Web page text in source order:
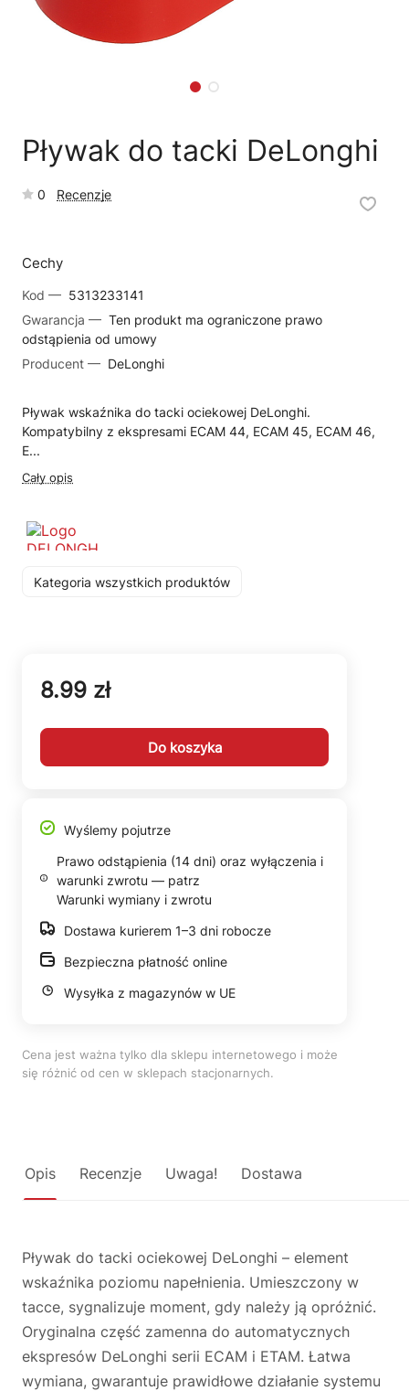
Pływak do tacki DeLonghi
0 Recenzje
Cechy
Kod — 5313233141
Gwarancja — Ten produkt ma ograniczone prawo
odstąpienia od umowy
Producent — DeLonghi
Pływak wskaźnika do tacki ociekowej DeLonghi.
Kompatybilny z ekspresami ECAM 44, ECAM 45, ECAM 46,
E...
Cały opis
Kategoria wszystkich produktów
8.99 zł
Do koszyka
Wyślemy pojutrze
Prawo odstąpienia (14 dni) oraz wyłączenia i
warunki zwrotu — patrz
Warunki wymiany i zwrotu
Dostawa kurierem 1–3 dni robocze
Bezpieczna płatność online
Wysyłka z magazynów w UE
Cena jest ważna tylko dla sklepu internetowego i może
się różnić od cen w sklepach stacjonarnych.
Opis Recenzje Uwaga! Dostawa
Pływak do tacki ociekowej DeLonghi – element
wskaźnika poziomu napełnienia. Umieszczony w
tacce, sygnalizuje moment, gdy należy ją opróżnić.
Oryginalna część zamenna do automatycznych
ekspresów DeLonghi serii ECAM i ETAM. Łatwa
wymiana, gwarantuje prawidłowe działanie systemu
🗹Reklamacja naprawy